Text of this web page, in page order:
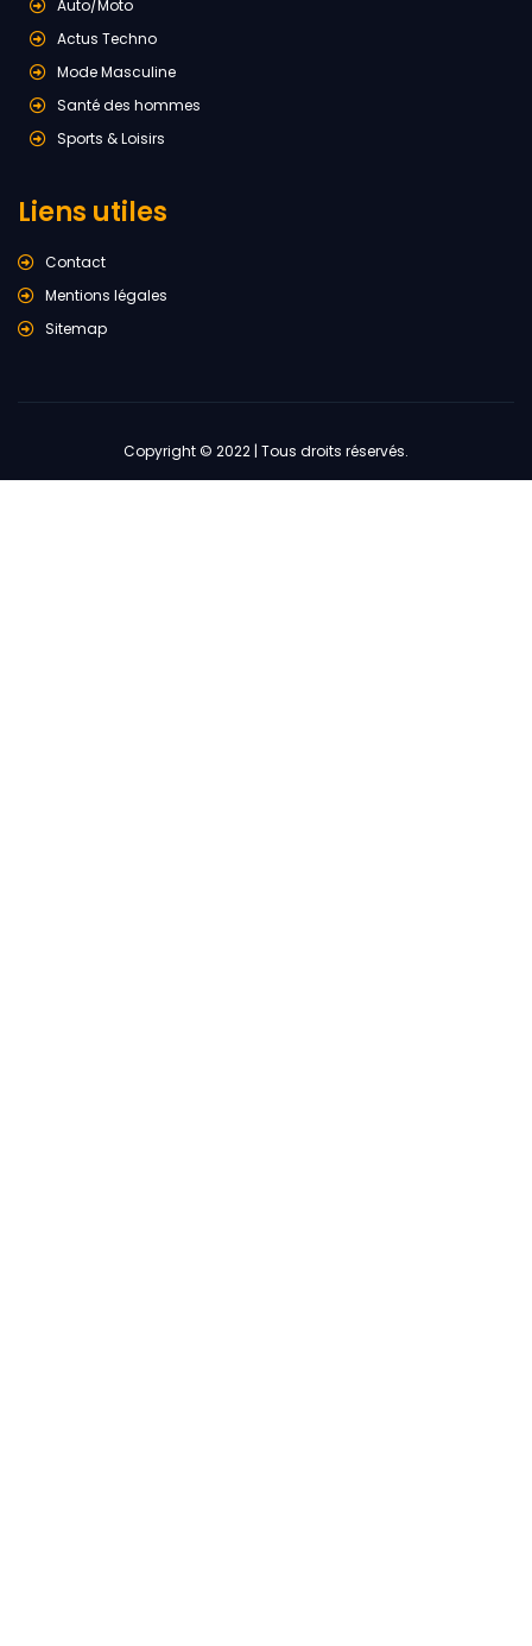
Auto/Moto
Actus Techno
Mode Masculine
Santé des hommes
Sports & Loisirs
Liens utiles
Contact
Mentions légales
Sitemap
Copyright © 2022 | Tous droits réservés.